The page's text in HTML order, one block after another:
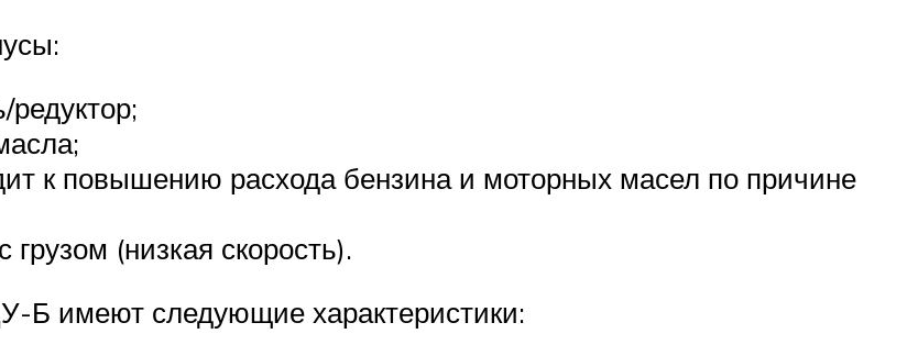
редуктор;
к повышению расхода бензина и моторных масел по причине
(низкая скорость).
Б имеют следующие характеристики: